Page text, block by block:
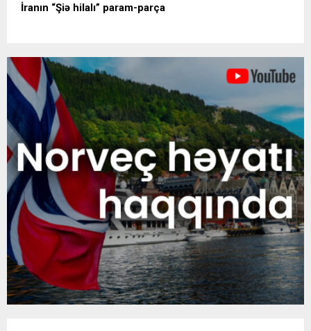
İranın “Şiə hilalı” param-parça